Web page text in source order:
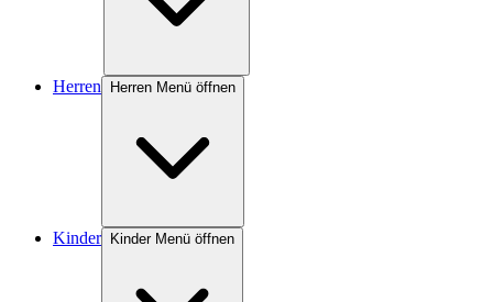
Herren Herren Menü öffnen
Kinder Kinder Menü öffnen